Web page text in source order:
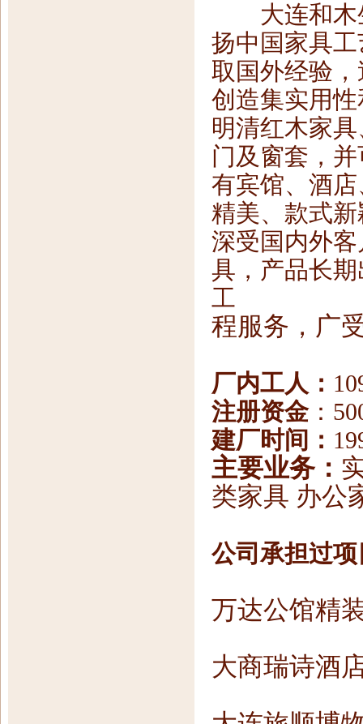
大连和木生
扬中国家具
取国外经验
创造集实用
明清红木家
门及窗套，
有宾馆、酒
精美、款式
深受国内外
具，产品长
工
程服务，广
厂内工人：
注册资金：
建厂时间：
主要业务：
类家具 办公
公司承担过
万达公馆精
大商瑞诗酒